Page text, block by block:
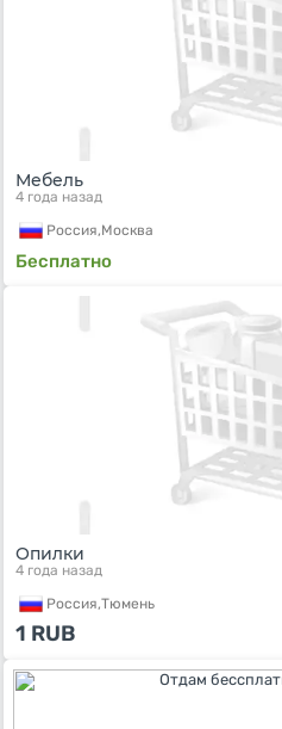
Мебель
4 года назад
Россия,Москва
Бесплатно
Опилки
4 года назад
Россия,Тюмень
1 RUB